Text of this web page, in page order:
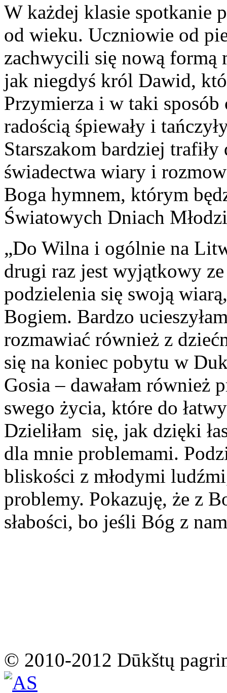
W każdej klasie spotkanie
od wieku. Uczniowie od
zachwycili się nową
jak niegdyś król Dawid,
Przymierza i w taki sposób
radością śpiewały i
Starszakom bardziej trafiły
świadectwa wiary i
Boga hymnem, którym
Światowych Dniach
„Do Wilna i ogólnie na
drugi raz jest wyjątkowy
podzielenia się swoją
Bogiem. Bardzo
rozmawiać również z
się na koniec pobytu w
Gosia – dawałam również
swego życia, które do
Dzieliłam się, jak dzięki
dla mnie problemami.
bliskości z młodymi
problemy. Pokazuję, że z
słabości, bo jeśli Bóg z
© 2010-2012 Dūkštų